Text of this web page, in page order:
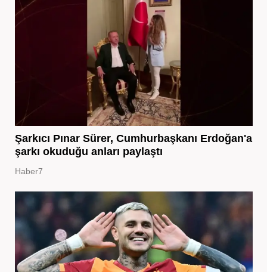
Şarkıcı Pınar Sürer, Cumhurbaşkanı Erdoğan'a
şarkı okuduğu anları paylaştı
Haber7